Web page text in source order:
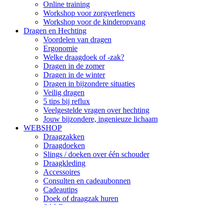
Online training
Workshop voor zorgverleners
Workshop voor de kinderopvang
Dragen en Hechting
Voordelen van dragen
Ergonomie
Welke draagdoek of -zak?
Dragen in de zomer
Dragen in de winter
Dragen in bijzondere situaties
Veilig dragen
5 tips bij reflux
Veelgestelde vragen over hechting
Jouw bijzondere, ingenieuze lichaam
WEBSHOP
Draagzakken
Draagdoeken
Slings / doeken over één schouder
Draagkleding
Accessoires
Consulten en cadeaubonnen
Cadeautips
Doek of draagzak huren